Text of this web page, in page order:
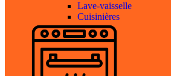
Lave-vaisselle
Cuisinières